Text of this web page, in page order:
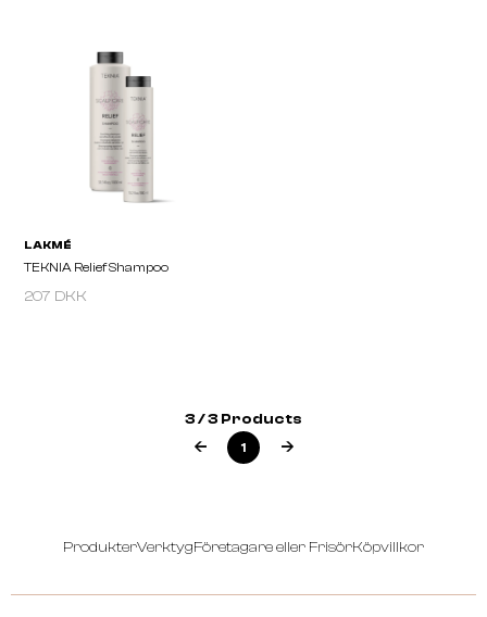
TEKNIA Relief Shampoo
207 DKK
3 / 3 Products
1
ProdukterVerktygFöretagare eller FrisörKöpvillkor